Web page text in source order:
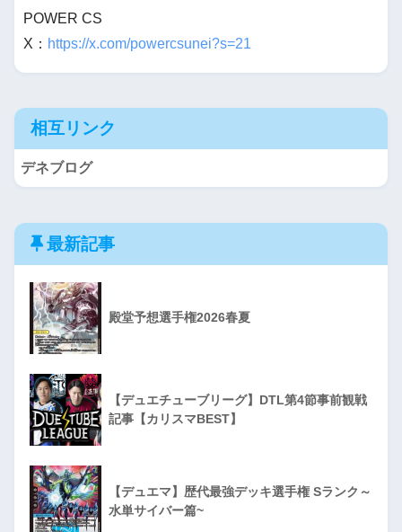
POWER CS
X： https://x.com/powercsunei?s=21
相互リンク
デネブログ
最新記事
殿堂予想選手権2026春夏
【デュエチューブリーグ】DTL第4節事前観戦
記事【カリスマBEST】
【デュエマ】歴代最強デッキ選手権 Sランク～
水単サイバー篇~